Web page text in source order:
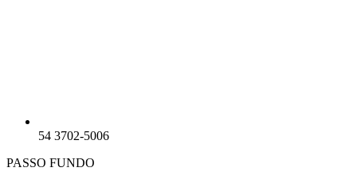
54 3702-5006
PASSO FUNDO